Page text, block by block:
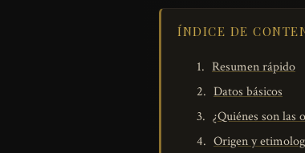
ÍNDICE DE
Resumen rápido
Datos básicos
¿Quiénes son las
Origen y